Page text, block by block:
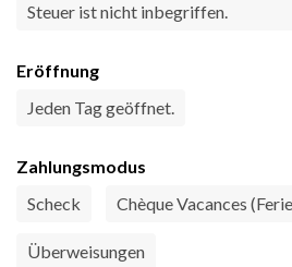
Steuer ist nicht inbegriffen.
Eröffnung
Jeden Tag geöffnet.
Zahlungsmodus
Scheck
Chèque Vacances
Überweisungen